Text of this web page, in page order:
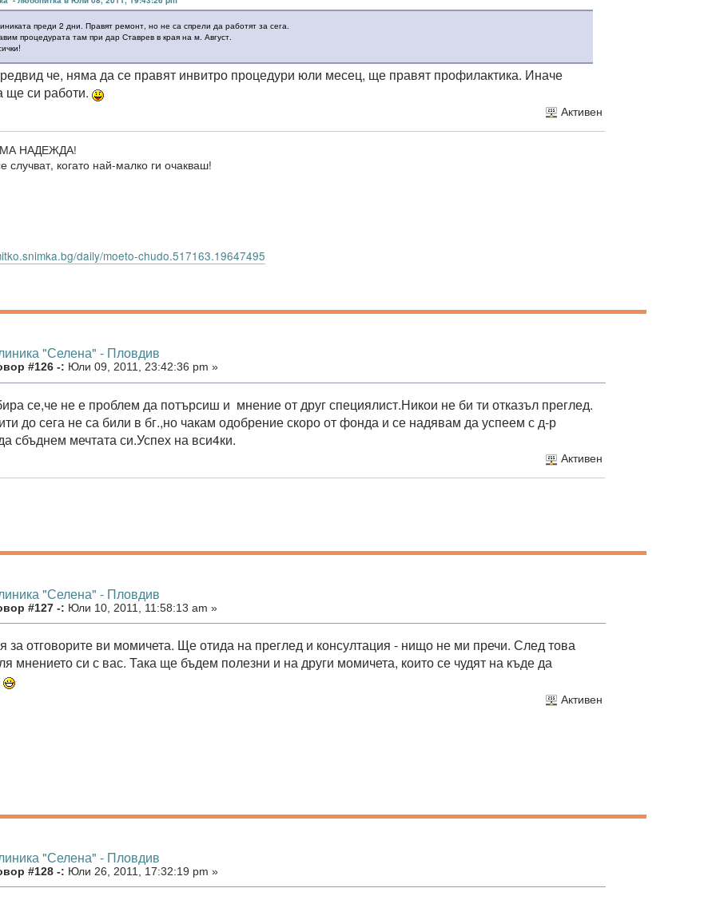
преди 2 дни. Правят ремонт, но не са спрели да работят за сега.
процедурата там при дар Ставрев в края на м. Август.
че, няма да се правят инвитро процедури юли месец, ще правят профилактика. Иначе
ще си работи.
Активен
НАДЕЖДА!
случват, когато най-малко ги очакваш!
daily/moeto-chudo.517163.19647495
"Селена" - Пловдив
#126 -: Юли 09, 2011, 23:42:36 pm »
се,че не е проблем да потърсиш и мнение от друг специялист.Никои не би ти отказъл преглед.
до сега не са били в бг.,но чакам одобрение скоро от фонда и се надявам да успеем с д-р
сбъднем мечтата си.Успех на вси4ки.
Активен
"Селена" - Пловдив
#127 -: Юли 10, 2011, 11:58:13 am »
за отговорите ви момичета. Ще отида на преглед и консултация - нищо не ми пречи. След това
мнението си с вас. Така ще бъдем полезни и на други момичета, които се чудят на къде да
Активен
"Селена" - Пловдив
#128 -: Юли 26, 2011, 17:32:19 pm »